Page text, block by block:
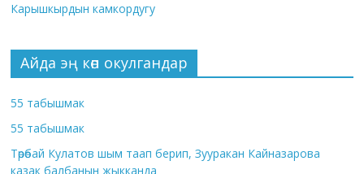
Карышкырдын камкордугу
Айда эң көп окулгандар
55 табышмак
55 табышмак
Төрөбай Кулатов шым таап берип, Зууракан Кайназарова
казак балбанын жыкканда